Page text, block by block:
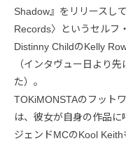
Shadow』をリリースし
Records〉というセルフ
Distinny ChildのKelly
（インタヴュー日より
た）。
TOKiMONSTAのフット
は、彼女が自身の作品に
ジェンドMCのKool